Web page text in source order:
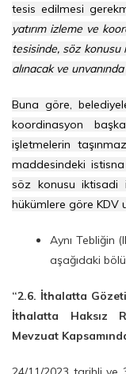
tesis edilmesi
yatırım izleme ve
tesisinde, söz konusu
alınacak ve
Buna göre,
koordinasyon
işletmelerin
maddesindeki
söz konusu iktisadi
hükümlere göre KDV
Aynı Tebliğin
aşağıdaki
“2.6. İthalatta
İthalatta Haksız
Mevzuat